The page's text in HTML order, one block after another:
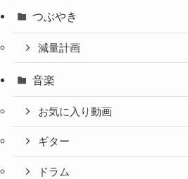
つぶやき
減量計画
音楽
お気に入り動画
ギター
ドラム